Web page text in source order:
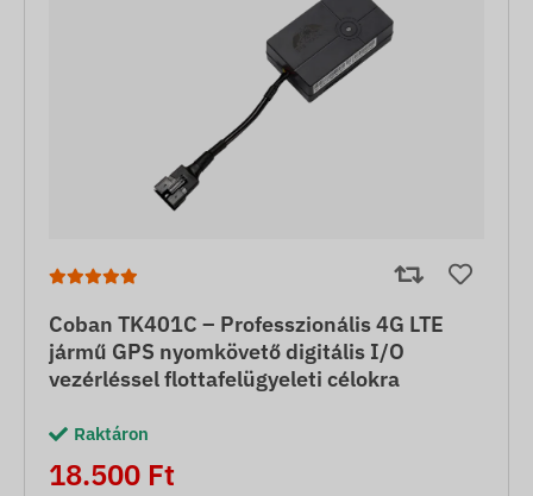
Coban TK401C – Professzionális 4G LTE
jármű GPS nyomkövető digitális I/O
vezérléssel flottafelügyeleti célokra
Raktáron
18.500 Ft